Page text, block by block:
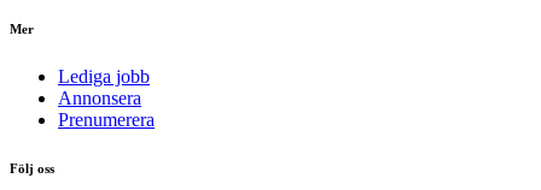
Mer
Lediga jobb
Annonsera
Prenumerera
Följ oss